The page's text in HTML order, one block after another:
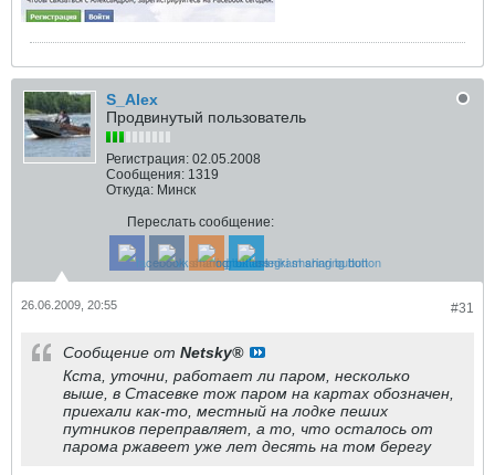
S_Alex
Продвинутый пользователь
Регистрация: 02.05.2008
Сообщения: 1319
Откуда: Минск
Переслать сообщение:
#31
26.06.2009, 20:55
Сообщение от Netsky®
Кста, уточни, работает ли паром, несколько
выше, в Стасевке тож паром на картах обозначен,
приехали как-то, местный на лодке пеших
путников переправляет, а то, что осталось от
парома ржавеет уже лет десять на том берегу